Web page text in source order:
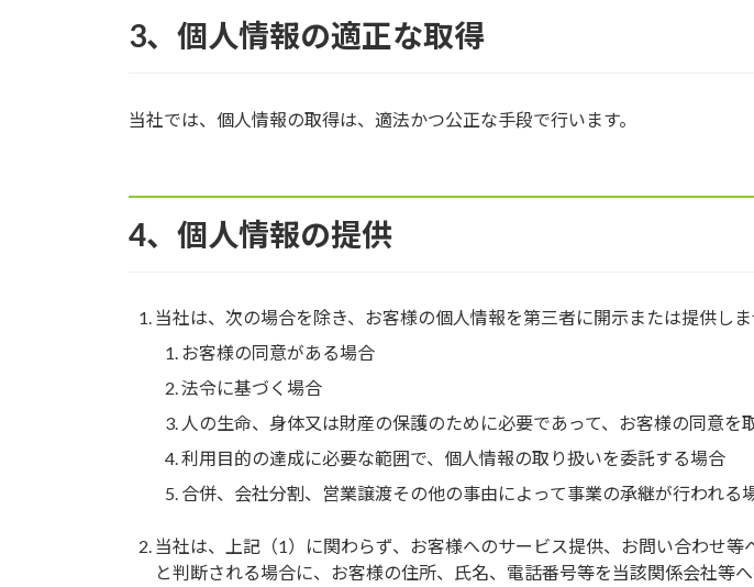
3、個人情報の適正な取得
当社では、個人情報の取得は、適法かつ公正な手段で行います。
4、個人情報の提供
当社は、次の場合を除き、お客様の個人情報を第三者に開示または提供しま
お客様の同意がある場合
法令に基づく場合
人の生命、身体又は財産の保護のために必要であって、お客様の同意を
利用目的の達成に必要な範囲で、個人情報の取り扱いを委託する場合
合併、会社分割、営業譲渡その他の事由によって事業の承継が行われる
当社は、上記（1）に関わらず、お客様へのサービス提供、お問い合わせ
と判断される場合に、お客様の住所、氏名、電話番号等を当該関係会社等